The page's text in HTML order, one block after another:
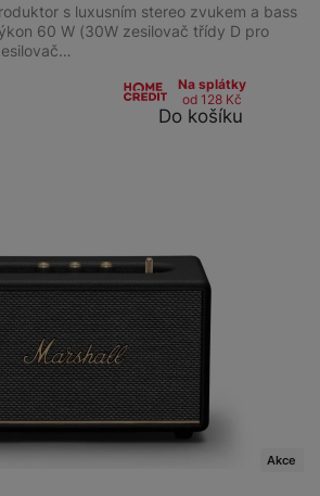
s luxusním stereo zvukem a bass
60 W (30W zesilovač třídy D pro
Na splátky
od 128 Kč
Do košíku
Akce